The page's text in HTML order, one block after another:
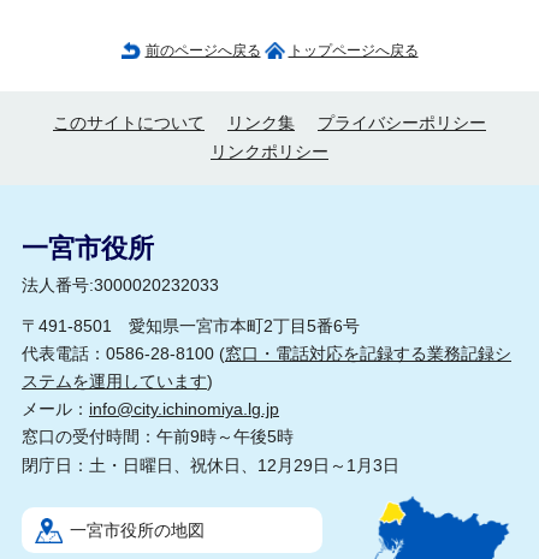
前のページへ戻る トップページへ戻る
このサイトについて リンク集
プライバシーポリシー
リンクポリシー
一宮市役所
法人番号:3000020232033
〒491-8501 愛知県一宮市本町2丁目5番6号
代表電話：0586-28-8100 (窓口・電話対応を記録する業務記録シ
ステムを運用しています)
メール： info@city.ichinomiya.lg.jp
窓口の受付時間：午前9時～午後5時
閉庁日：土・日曜日、祝休日、12月29日～1月3日
一宮市役所の地図